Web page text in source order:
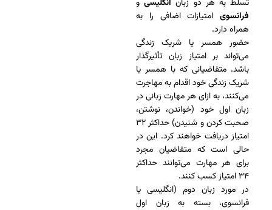
تسلط به هر دو زبان انگلیسیو
فرانسوی امتیازات اضافی را به
همراه دارد.
حضور همسر یا شریک زندگی
می‌تواند بر امتیاز زبان تأثیرگذار
باشد. متقاضیانی که با همسر یا
شریک زندگی خود اقدام به مهاجرت
می‌کنند، به ازای هر مهارت زبانی در
زبان اول خود (خواندن، نوشتن،
صحبت کردن و شنیدن) حداکثر ۳۲
امتیاز دریافت خواهند کرد. این در
حالی است که متقاضیان مجرد
برای هر مهارت می‌توانند حداکثر
۳۴ امتیاز کسب کنند.
در مورد زبان دوم (انگلیسی یا
فرانسوی، بسته به زبان اول